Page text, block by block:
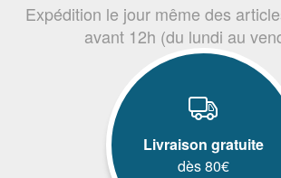
Expédition le jour même des
avant 12h (du lundi au
Livraison gratuite
dès 80€